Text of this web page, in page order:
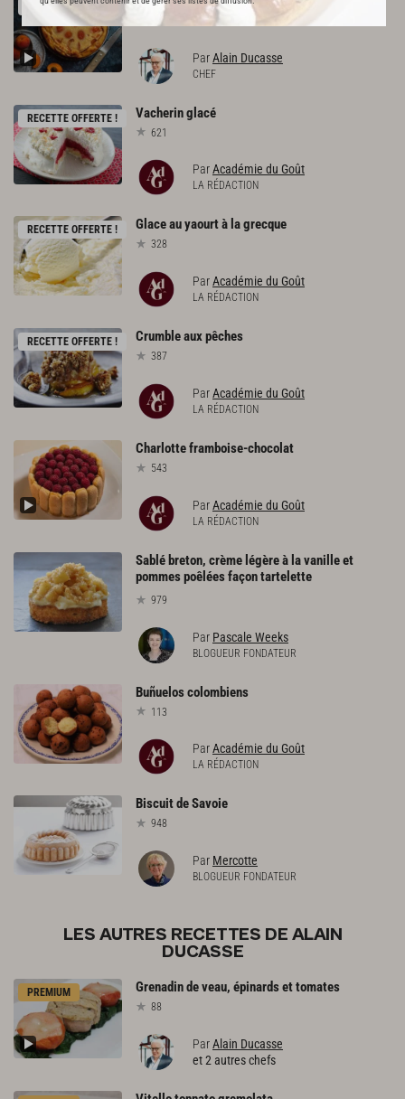
RECETTE OFFERTE !
849
ParAlain Ducasse
CHEF
RECETTE OFFERTE ! Vacheringlacé
621
ParAcadémie du Goût
LA RÉDACTION
RECETTE OFFERTE ! Glaceauyaourtà lagrecque
328
ParAcadémie du Goût
LA RÉDACTION
RECETTE OFFERTE ! Crumbleauxpêches
387
ParAcadémie du Goût
LA RÉDACTION
Charlotteframboise-chocolat
543
ParAcadémie du Goût
LA RÉDACTION
Sablé breton, crème légère à la vanille et
pommes poêlées façon tartelette
979
Par Pascale Weeks
BLOGUEUR FONDATEUR
Buñueloscolombiens
113
ParAcadémie du Goût
LA RÉDACTION
BiscuitdeSavoie
948
Par Mercotte
BLOGUEUR FONDATEUR
LES AUTRES RECETTES DE ALAIN
DUCASSE
PREMIUM Grenadindeveau, épinardsettomates
88
ParAlain Ducasse
et 2 autres chefs